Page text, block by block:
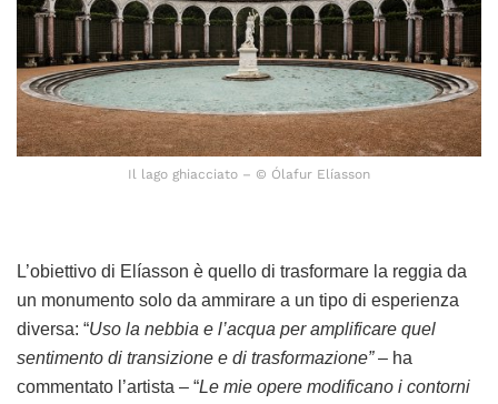
Il lago ghiacciato – © Ólafur Elíasson
L’obiettivo di Elíasson è quello di trasformare la reggia da
un monumento solo da ammirare a un tipo di esperienza
diversa: “Uso la nebbia e l’acqua per amplificare quel
sentimento di transizione e di trasformazione”– ha
commentato l’artista – “Le mie opere modificano i contorni